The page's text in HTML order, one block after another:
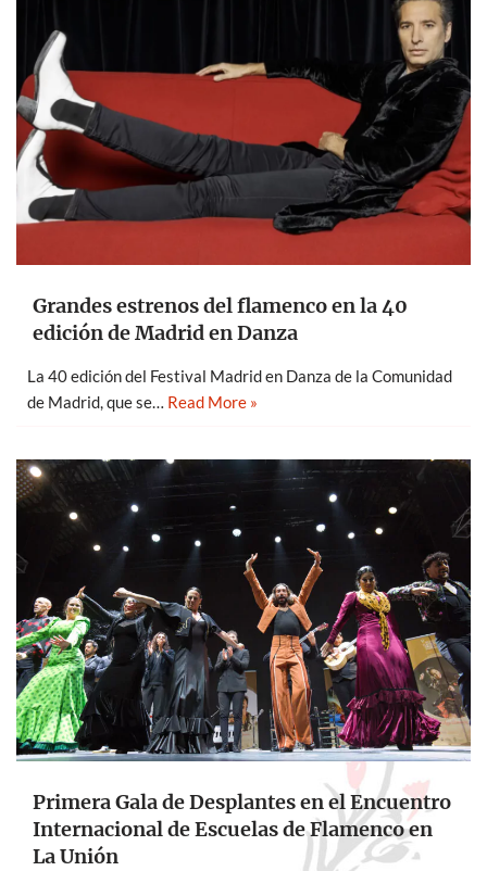
Grandes estrenos del flamenco en la 40
edición de Madrid en Danza
La 40 edición del Festival Madrid en Danza de la Comunidad
de Madrid, que se… Read More »
Primera Gala de Desplantes en el Encuentro
Internacional de Escuelas de Flamenco en
La Unión